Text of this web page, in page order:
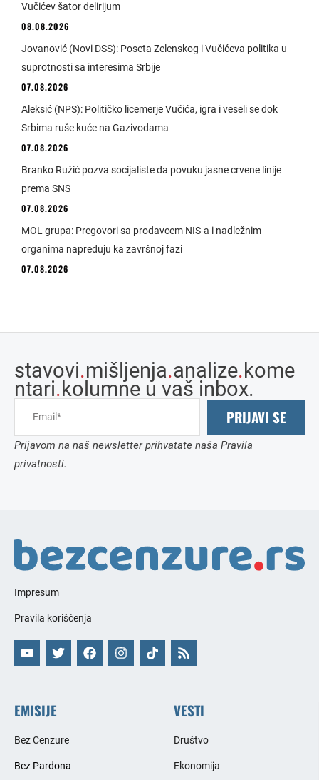
Vučićev šator delirijum
08.08.2026
Jovanović (Novi DSS): Poseta Zelenskog i Vučićeva politika u
suprotnosti sa interesima Srbije
07.08.2026
Aleksić (NPS): Političko licemerje Vučića, igra i veseli se dok
Srbima ruše kuće na Gazivodama
07.08.2026
Branko Ružić pozva socijaliste da povuku jasne crvene linije
prema SNS
07.08.2026
MOL grupa: Pregovori sa prodavcem NIS-a i nadležnim
organima napreduju ka završnoj fazi
07.08.2026
stavovi.mišljenja.analize.kome
ntari.kolumne u vaš inbox.
PRIJAVI SE
Prijavom na naš newsletter prihvatate naša Pravila
privatnosti.
Impresum
Pravila korišćenja
EMISIJE
Bez Cenzure
Bez Pardona
VESTI
Društvo
Ekonomija